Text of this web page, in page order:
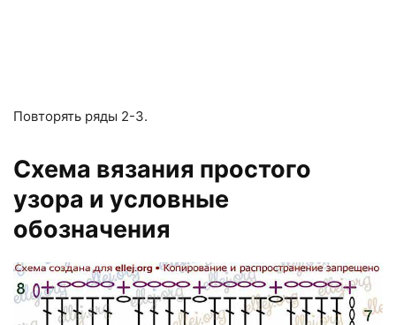
Повторять ряды 2-3.
Схема вязания простого
узора и условные
обозначения